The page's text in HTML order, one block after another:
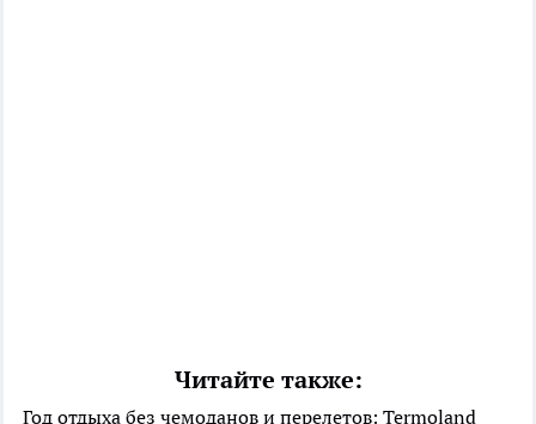
Читайте также:
Год отдыха без чемоданов и перелетов: Termoland